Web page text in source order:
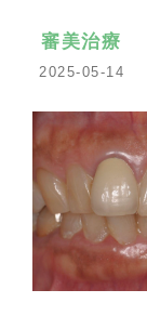
審美治療
2025-05-14